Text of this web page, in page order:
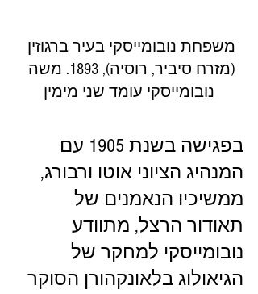
משפחת נובומייסקי בעיר ברגוזין
(מזרח סיביר, רוסיה), 1893. משה
נובומייסקי עומד שני מימין
בפגישה בשנת 1905 עם
המנהיג הציוני אוטו ורבורג,
ממשיכיו הנאמנים של
תאודור הרצל, מתוודע
נובומייסקי למחקר של
הגיאולוג בלאונקהורן הסוקר